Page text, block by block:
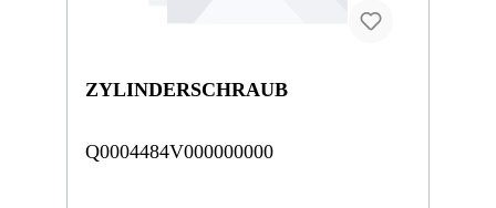
ZYLINDERSCHRAUB
Q0004484V000000000